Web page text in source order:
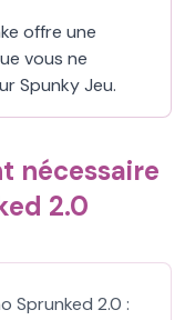
offre une
vous ne
Spunky Jeu.
nécessaire
2.0
Sprunked 2.0 :